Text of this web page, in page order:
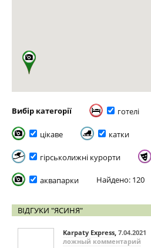
Вибір категорії готелі
цікаве катки
гірськолижні курорти
аквапарки Найдено: 120
ВІДГУКИ "ЯСИНЯ"
Karpaty Express, 7.04.2021
ложный комментарий